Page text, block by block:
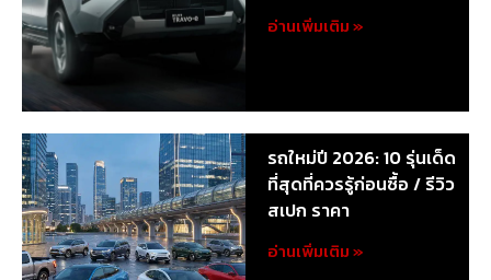
อ่านเพิ่มเติม »
รถใหม่ปี 2026: 10 รุ่นเด็ด
ที่สุดที่ควรรู้ก่อนซื้อ / รีวิว
สเปก ราคา
อ่านเพิ่มเติม »